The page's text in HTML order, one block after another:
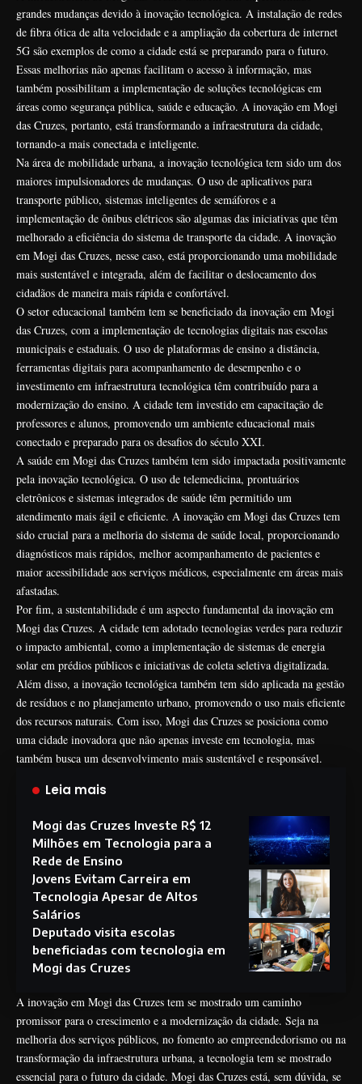
grandes mudanças devido à inovação tecnológica. A instalação de redes
de fibra ótica de alta velocidade e a ampliação da cobertura de internet
5G são exemplos de como a cidade está se preparando para o futuro.
Essas melhorias não apenas facilitam o acesso à informação, mas
também possibilitam a implementação de soluções tecnológicas em
áreas como segurança pública, saúde e educação. A inovação em Mogi
das Cruzes, portanto, está transformando a infraestrutura da cidade,
tornando-a mais conectada e inteligente.
Na área de mobilidade urbana, a inovação tecnológica tem sido um dos
maiores impulsionadores de mudanças. O uso de aplicativos para
transporte público, sistemas inteligentes de semáforos e a
implementação de ônibus elétricos são algumas das iniciativas que têm
melhorado a eficiência do sistema de transporte da cidade. A inovação
em Mogi das Cruzes, nesse caso, está proporcionando uma mobilidade
mais sustentável e integrada, além de facilitar o deslocamento dos
cidadãos de maneira mais rápida e confortável.
O setor educacional também tem se beneficiado da inovação em Mogi
das Cruzes, com a implementação de tecnologias digitais nas escolas
municipais e estaduais. O uso de plataformas de ensino a distância,
ferramentas digitais para acompanhamento de desempenho e o
investimento em infraestrutura tecnológica têm contribuído para a
modernização do ensino. A cidade tem investido em capacitação de
professores e alunos, promovendo um ambiente educacional mais
conectado e preparado para os desafios do século XXI.
A saúde em Mogi das Cruzes também tem sido impactada positivamente
pela inovação tecnológica. O uso de telemedicina, prontuários
eletrônicos e sistemas integrados de saúde têm permitido um
atendimento mais ágil e eficiente. A inovação em Mogi das Cruzes tem
sido crucial para a melhoria do sistema de saúde local, proporcionando
diagnósticos mais rápidos, melhor acompanhamento de pacientes e
maior acessibilidade aos serviços médicos, especialmente em áreas mais
afastadas.
Por fim, a sustentabilidade é um aspecto fundamental da inovação em
Mogi das Cruzes. A cidade tem adotado tecnologias verdes para reduzir
o impacto ambiental, como a implementação de sistemas de energia
solar em prédios públicos e iniciativas de coleta seletiva digitalizada.
Além disso, a inovação tecnológica também tem sido aplicada na gestão
de resíduos e no planejamento urbano, promovendo o uso mais eficiente
dos recursos naturais. Com isso, Mogi das Cruzes se posiciona como
uma cidade inovadora que não apenas investe em tecnologia, mas
também busca um desenvolvimento mais sustentável e responsável.
Leia mais
Mogi das Cruzes Investe R$ 12
Milhões em Tecnologia para a
Rede de Ensino
Jovens Evitam Carreira em
Tecnologia Apesar de Altos
Salários
Deputado visita escolas
beneficiadas com tecnologia em
Mogi das Cruzes
A inovação em Mogi das Cruzes tem se mostrado um caminho
promissor para o crescimento e a modernização da cidade. Seja na
melhoria dos serviços públicos, no fomento ao empreendedorismo ou na
transformação da infraestrutura urbana, a tecnologia tem se mostrado
essencial para o futuro da cidade. Mogi das Cruzes está, sem dúvida, se